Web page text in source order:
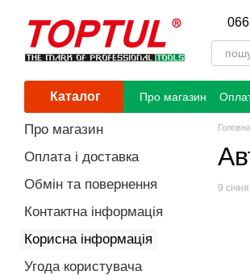
Каталог Про магазин
Головна
9
Про магазин
Оплата і доставка
Обмін та повернення
Контактна інформація
Корисна інформація
Угода користувача